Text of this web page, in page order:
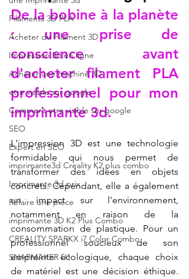
Filaments 3D PLA
Acheter du Filament 3D
Impression 3d en ligne
Acheter une machine 3D
etre visible sur google
Comment etre visible sur google
SEO
Expert en SEO
imprimante3d Creality K2 plus combo
Imprimante 3d prix
Refaire une pièce
imprimante 3D K2 Plus Combo
CREALITY SPARKX i7 Color Combo
SNAPMAKER U1
De la bobine à la planète
: une prise de
conscience avant
d'acheter filament PLA
professionnel pour mon
imprimante 3d.
L'impression 3D est une technologie
formidable qui nous permet de
transformer des idées en objets
concrets. Cependant, elle a également
un impact sur l'environnement,
notamment en raison de la
consommation de plastique. Pour un
professionnel soucieux de son
empreinte écologique, chaque choix
de matériel est une décision éthique.